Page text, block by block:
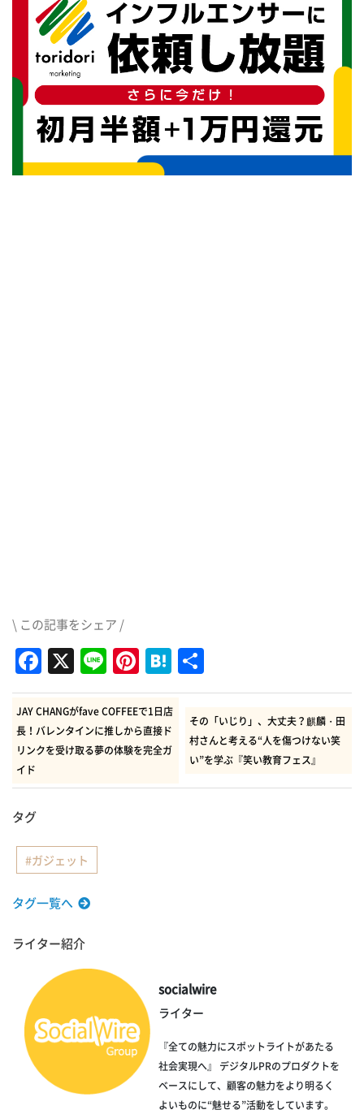
\ この記事をシェア /
Facebook
X LinePinterest
Hatena
有
JAY CHANGがfave COFFEEで1日店
長！バレンタインに推しから直接ド
リンクを受け取る夢の体験を完全ガ
イド
その「いじり」、大丈夫？麒麟・田
村さんと考える“人を傷つけない笑
い”を学ぶ『笑い教育フェス』
タグ
ガジェット
タグ一覧へ
ライター紹介
socialwire
ライター
『全ての魅力にスポットライトがあたる
社会実現へ』 デジタルPRのプロダクトを
ベースにして、顧客の魅力をより明るく
よいものに“魅せる”活動をしています。